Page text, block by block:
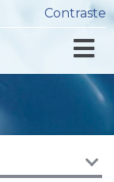
Contraste